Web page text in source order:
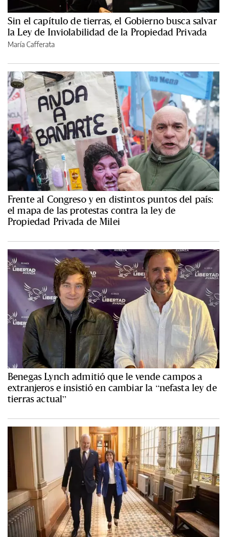
Sin el capítulo de tierras, el Gobierno busca salvar
la Ley de Inviolabilidad de la Propiedad Privada
María Cafferata
Frente al Congreso y en distintos puntos del país:
el mapa de las protestas contra la ley de
Propiedad Privada de Milei
Benegas Lynch admitió que le vende campos a
extranjeros e insistió en cambiar la “nefasta ley de
tierras actual”